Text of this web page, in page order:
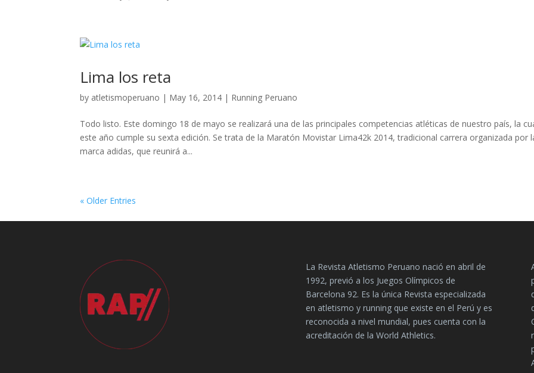
Lima los reta
by atletismoperuano | May 16, 2014 | Running Peruano
Todo listo. Este domingo 18 de mayo se realizará una de las principales competencias atléticas de nuestro país, la
este año cumple su sexta edición. Se trata de la Maratón Movistar Lima42k 2014, tradicional carrera organizada por
marca adidas, que reunirá a...
« Older Entries
La Revista Atletismo Peruano nació en abril de
1992, previó a los Juegos Olímpicos de
Barcelona 92. Es la única Revista especializada
en atletismo y running que existe en el Perú y es
reconocida a nivel mundial, pues cuenta con la
acreditación de la World Athletics.